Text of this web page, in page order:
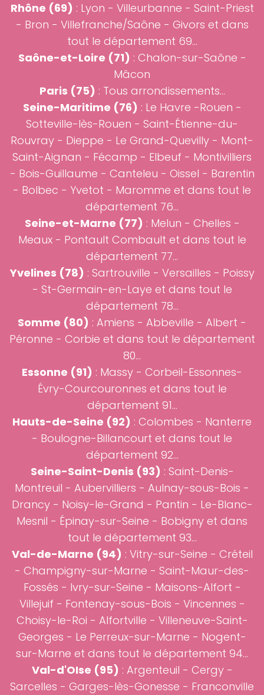
Rhône (69) : Lyon - Villeurbanne - Saint-Priest
- Bron - Villefranche/Saône - Givors et dans
tout le département 69...
Saône-et-Loire (71) : Chalon-sur-Saône -
Mâcon
Paris (75) : Tous arrondissements...
Seine-Maritime (76) : Le Havre -Rouen -
Sotteville-lès-Rouen - Saint-Étienne-du-
Rouvray - Dieppe - Le Grand-Quevilly - Mont-
Saint-Aignan - Fécamp - Elbeuf - Montivilliers
- Bois-Guillaume - Canteleu - Oissel - Barentin
- Bolbec - Yvetot - Maromme et dans tout le
département 76...
Seine-et-Marne (77) : Melun - Chelles -
Meaux - Pontault Combault et dans tout le
département 77...
Yvelines (78) : Sartrouville - Versailles - Poissy
- St-Germain-en-Laye et dans tout le
département 78...
Somme (80) : Amiens - Abbeville - Albert -
Péronne - Corbie et dans tout le département
80...
Essonne (91) : Massy - Corbeil-Essonnes-
Évry-Courcouronnes et dans tout le
département 91...
Hauts-de-Seine (92) : Colombes - Nanterre
- Boulogne-Billancourt et dans tout le
département 92...
Seine-Saint-Denis (93) : Saint-Denis-
Montreuil - Aubervilliers - Aulnay-sous-Bois -
Drancy - Noisy-le-Grand - Pantin - Le-Blanc-
Mesnil - Épinay-sur-Seine - Bobigny et dans
tout le département 93...
Val-de-Marne (94) : Vitry-sur-Seine - Créteil
- Champigny-sur-Marne - Saint-Maur-des-
Fossés - Ivry-sur-Seine - Maisons-Alfort -
Villejuif - Fontenay-sous-Bois - Vincennes -
Choisy-le-Roi - Alfortville - Villeneuve-Saint-
Georges - Le Perreux-sur-Marne - Nogent-
sur-Marne et dans tout le département 94...
Val-d'OIse (95) : Argenteuil - Cergy -
Sarcelles - Garges-lès-Gonesse - Franconville